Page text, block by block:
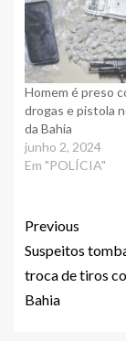
Homem é preso
drogas e pistola
da Bahia
junho 2, 2024
Em "POLÍCIA"
Previous
Suspeitos
troca de tiros
Bahia